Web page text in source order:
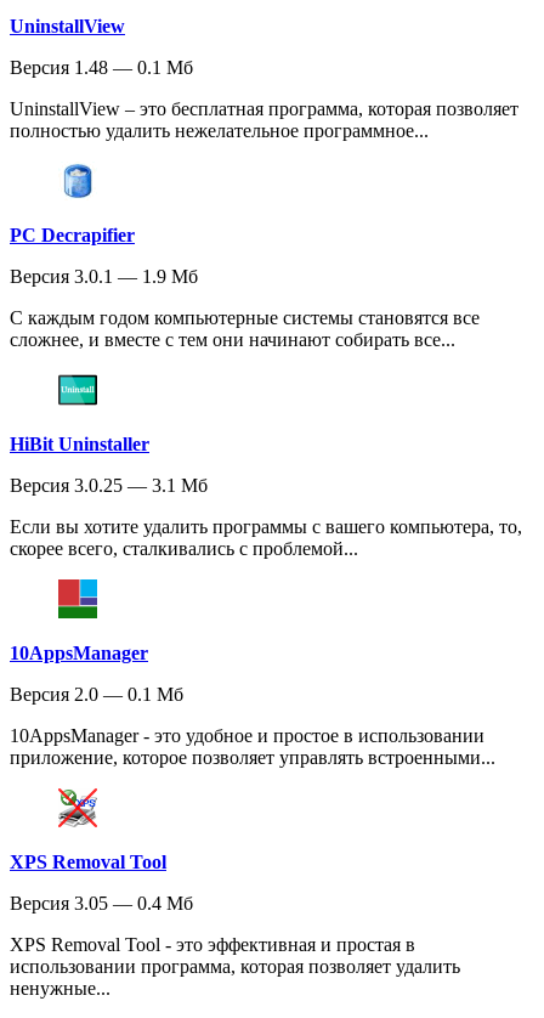
UninstallView
Версия 1.48 — 0.1 Мб
UninstallView – это бесплатная программа, которая позволяет
полностью удалить нежелательное программное...
PC Decrapifier
Версия 3.0.1 — 1.9 Мб
С каждым годом компьютерные системы становятся все
сложнее, и вместе с тем они начинают собирать все...
HiBit Uninstaller
Версия 3.0.25 — 3.1 Мб
Если вы хотите удалить программы с вашего компьютера, то,
скорее всего, сталкивались с проблемой...
10AppsManager
Версия 2.0 — 0.1 Мб
10AppsManager - это удобное и простое в использовании
приложение, которое позволяет управлять встроенными...
XPS Removal Tool
Версия 3.05 — 0.4 Мб
XPS Removal Tool - это эффективная и простая в
использовании программа, которая позволяет удалить
ненужные...